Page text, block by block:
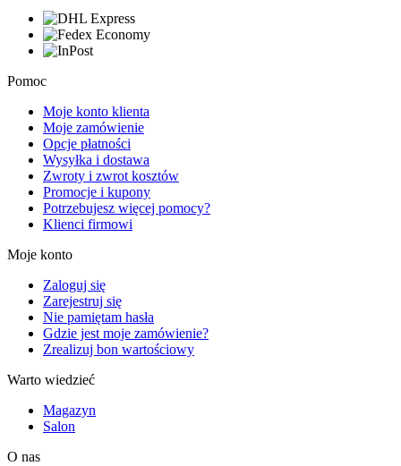
Pomoc
Moje konto klienta
Moje zamówienie
Opcje płatności
Wysyłka i dostawa
Zwroty i zwrot kosztów
Promocje i kupony
Potrzebujesz więcej pomocy?
Klienci firmowi
Moje konto
Zaloguj się
Zarejestruj się
Nie pamiętam hasła
Gdzie jest moje zamówienie?
Zrealizuj bon wartościowy
Warto wiedzieć
Magazyn
Salon
O nas